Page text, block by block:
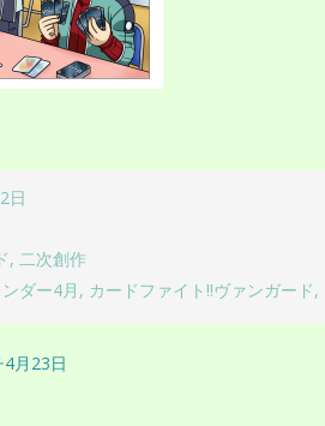
日
,二次創作
ダー4月 , カードファイト!!ヴァンガード,
月23日